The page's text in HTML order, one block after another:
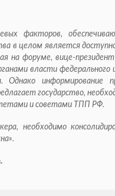
факторов,
в целом является
на форуме, вице-
власти
Однако
государство,
и советами ТПП РФ.
необходимо